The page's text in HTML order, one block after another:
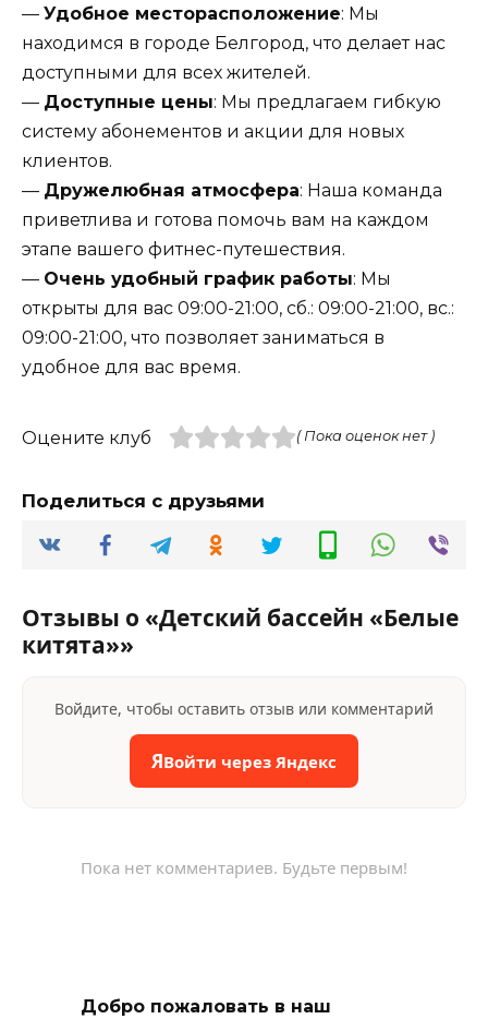
— Удобное месторасположение: Мы
находимся в городе Белгород, что делает нас
доступными для всех жителей.
— Доступные цены: Мы предлагаем гибкую
систему абонементов и акции для новых
клиентов.
— Дружелюбная атмосфера: Наша команда
приветлива и готова помочь вам на каждом
этапе вашего фитнес-путешествия.
— Очень удобный график работы: Мы
открыты для вас 09:00-21:00, сб.: 09:00-21:00, вс.:
09:00-21:00, что позволяет заниматься в
удобное для вас время.
Оцените клуб ( Пока оценок нет )
Поделиться с друзьями
Отзывы о «Детский бассейн «Белые
китята»»
Войдите, чтобы оставить отзыв или комментарий
ЯВойти через Яндекс
Пока нет комментариев. Будьте первым!
Добро пожаловать в наш